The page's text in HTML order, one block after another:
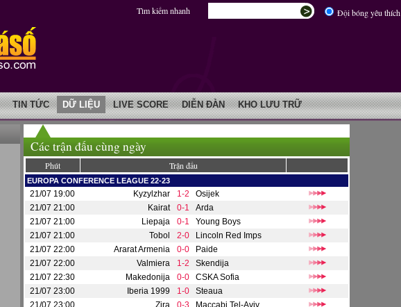
Đội bóng yêu thích
Tìm kiếm nhanh
TIN TỨC DỮ LIỆU LIVE SCORE DIỄN ĐÀN KHO LƯU TRỮ
Các trận đấu cùng ngày
Phút Trận đấu
EUROPA CONFERENCE LEAGUE 22-23
21/07 19:00 Kyzylzhar 1-2
Osijek
21/07 21:00
Kairat 0-1
Arda
21/07 21:00
Liepaja 0-1
Young Boys
21/07 21:00
Tobol 2-0
Lincoln Red Imps
21/07 22:00
Ararat Armenia 0-0
Paide
21/07 22:00
Valmiera 1-2
Skendija
21/07 22:30
Makedonija 0-0
CSKA Sofia
21/07 23:00
Iberia 1999 1-0
Steaua
21/07 23:00
Zira 0-3
Maccabi Tel-Aviv